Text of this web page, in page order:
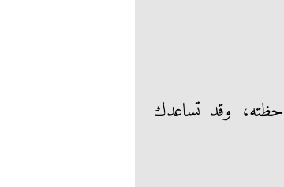
وقد تساعدك